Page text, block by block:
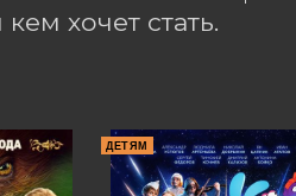
хочет стать.
ДЕТЯМ